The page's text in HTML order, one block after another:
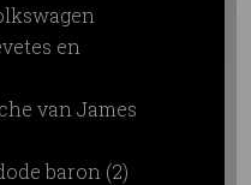
en
van James
baron (2)